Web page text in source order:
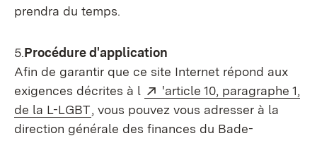
prendra du temps.
5.Procédure d'application
Afin de garantir que ce site Internet répond aux
exigences décrites à l
Externe:
'article 10, paragraphe 1,
de la L-LGBT (S’ouvre dans un nouvel onglet)
, vous pouvez vous adresser à la
direction générale des finances du Bade-